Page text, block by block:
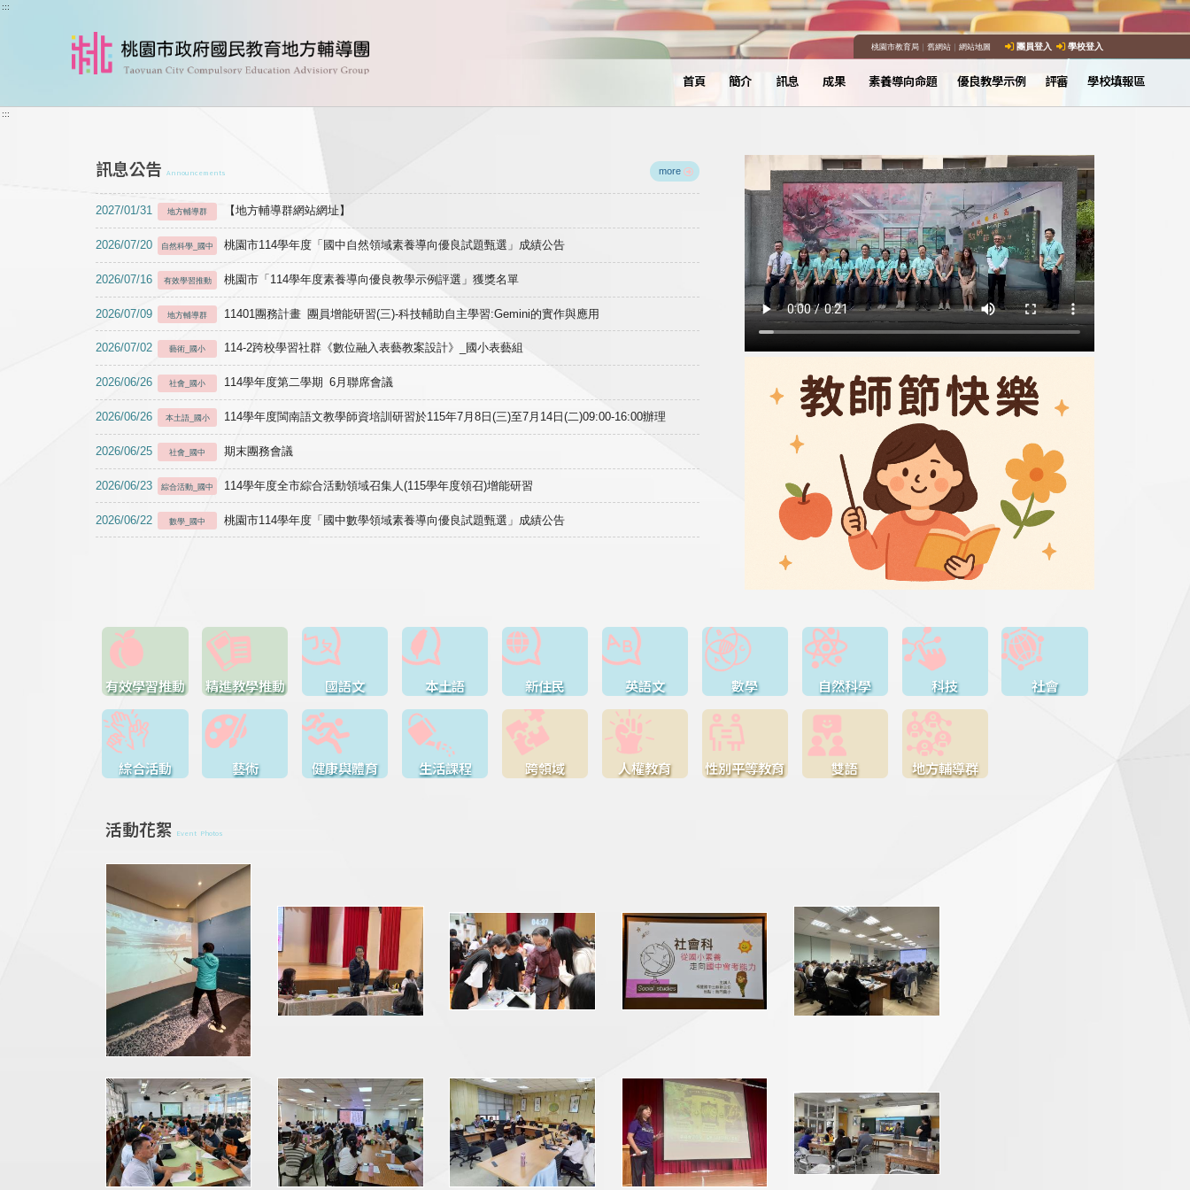
跳到主要內容
:::
桃園市教育局｜ 舊網站｜ 網站地圖 團員登入 學校登入
首頁 簡介 訊息 成果 素養導向命題 優良教學示例 評審 學校填報區
:::
訊息公告 Announcements more
2027/01/31 地方輔導群 【地方輔導群網站網址】
2026/07/20 自然科學_國中 桃園市114學年度「國中自然領域素養導向優良試題甄選」成績公告
2026/07/16 有效學習推動 桃園市「114學年度素養導向優良教學示例評選」獲獎名單
2026/07/09 地方輔導群 11401團務計畫 團員增能研習(三)-科技輔助自主學習:Gemini的實作與應用
2026/07/02 藝術_國小 114-2跨校學習社群《數位融入表藝教案設計》_國小表藝組
2026/06/26 社會_國小 114學年度第二學期 6月聯席會議
2026/06/26 本土語_國小 114學年度閩南語文教學師資培訓研習於115年7月8日(三)至7月14日(二)09:00-16:00辦理
2026/06/25 社會_國中 期末團務會議
2026/06/23 綜合活動_國中 114學年度全市綜合活動領域召集人(115學年度領召)增能研習
2026/06/22 數學_國中 桃園市114學年度「國中數學領域素養導向優良試題甄選」成績公告
有效學習推動 精進教學推動 國語文 本土語 新住民 英語文 數學 自然科學 科技 社會
綜合活動 藝術 健康與體育 生活課程 跨領域 人權教育 性別平等教育 雙語 地方輔導群
活動花絮 Event Photos